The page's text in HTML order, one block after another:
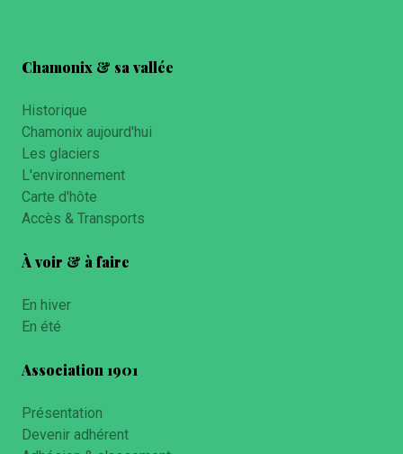
Chamonix & sa vallée
Historique
Chamonix aujourd'hui
Les glaciers
L'environnement
Carte d'hôte
Accès & Transports
À voir & à faire
En hiver
En été
Association 1901
Présentation
Devenir adhérent